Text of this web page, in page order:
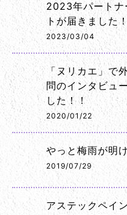
2023年パートナ
トが届きました
2023/03/04
「ヌリカエ」で
問のインタビュ
した！！
2020/01/22
やっと梅雨が明
2019/07/29
アステックペイ